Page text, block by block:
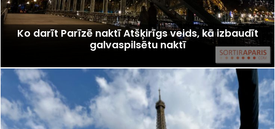
Ko darīt Parīzē naktī Atšķirīgs veids, kā izbaudīt
galvaspilsētu naktī